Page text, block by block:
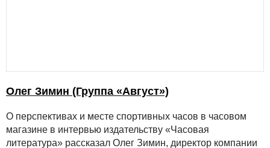
Олег Зимин (Группа «Август»)
О перспективах и месте спортивных часов в часовом
магазине в интервью издательству «Часовая
литература» рассказал Олег Зимин, директор компании